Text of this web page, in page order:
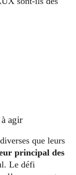
agir
que leurs
principal des
Le défi